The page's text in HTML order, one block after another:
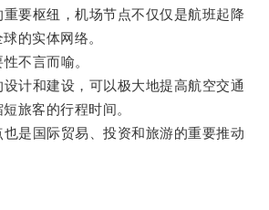
枢纽，机场节点不仅仅是航班起降
的实体网络。
不言而喻。
和建设，可以极大地提高航空交通
旅客的行程时间。
国际贸易、投资和旅游的重要推动